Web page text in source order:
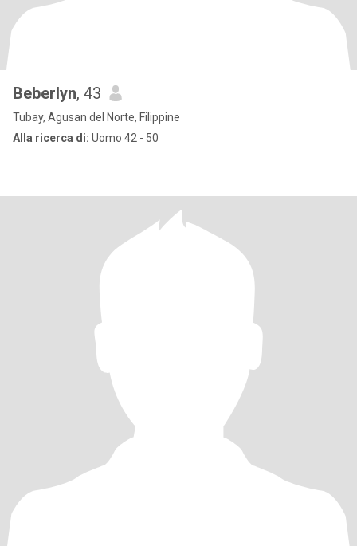
Beberlyn, 43
Tubay, Agusan del Norte, Filippine
Alla ricerca di: Uomo 42 - 50